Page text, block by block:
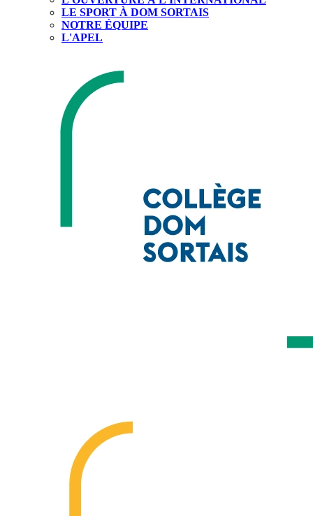
LE SPORT À DOM SORTAIS
NOTRE ÉQUIPE
L'APEL